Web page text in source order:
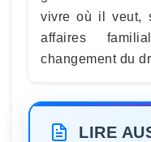
vivre où il veut,
affaires
changement du
LIRE